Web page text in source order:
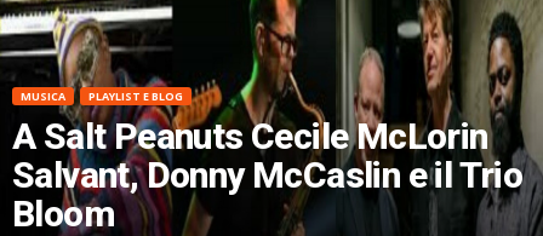
MUSICA PLAYLIST E BLOG
A Salt Peanuts Cecile McLorin
Salvant, Donny McCaslin e il Trio
Bloom